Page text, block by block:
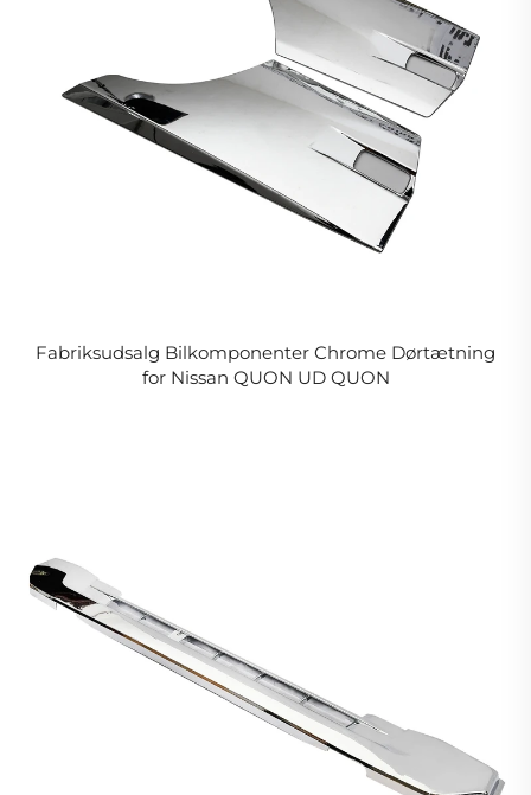
Fabriksudsalg Bilkomponenter Chrome Dørtætning
for Nissan QUON UD QUON